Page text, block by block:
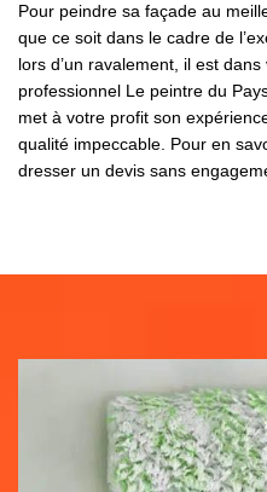
Pour peindre sa façade au
que ce soit dans le cadre de
lors d’un ravalement, il est
professionnel Le peintre du
met à votre profit son
qualité impeccable. Pour en
dresser un devis sans